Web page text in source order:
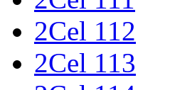
2Cel 112
2Cel 113